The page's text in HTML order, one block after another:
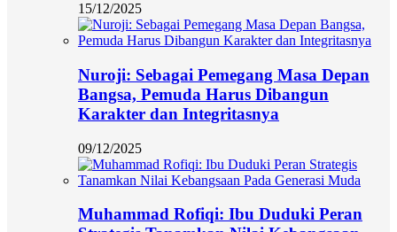
15/12/2025
Nuroji: Sebagai Pemegang Masa Depan
Bangsa, Pemuda Harus Dibangun
Karakter dan Integritasnya
09/12/2025
Muhammad Rofiqi: Ibu Duduki Peran